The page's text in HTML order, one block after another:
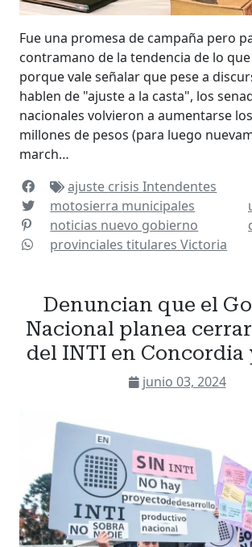
Fue una promesa de campaña pero
contramano de la tendencia de lo
porque vale señalar que pese a
hablen de "ajuste a la casta", los
nacionales volvieron a aumentarse
millones de pesos (para luego
march…
ajuste crisisIntendentes
motosierra municipales
noticias nuevo gobierno
provincialestitularesVictoria
Denuncian que el
Nacional planea
del INTI en Concordia
junio 03, 2024